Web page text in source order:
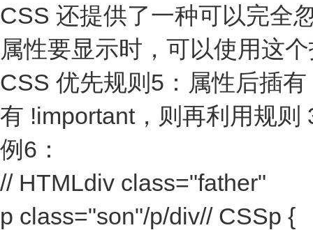
CSS 还提供了一种可以完全
属性要显示时，可以使用这
CSS 优先规则5：属性后插
有 !important，则再利用规则
例6：
// HTMLdiv class="father"
p class="son"/p/div// CSSp {